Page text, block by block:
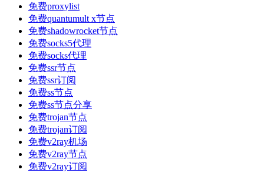
免费proxylist
免费quantumult x节点
免费shadowrocket节点
免费socks5代理
免费socks代理
免费ssr节点
免费ssr订阅
免费ss节点
免费ss节点分享
免费trojan节点
免费trojan订阅
免费v2ray机场
免费v2ray节点
免费v2ray订阅